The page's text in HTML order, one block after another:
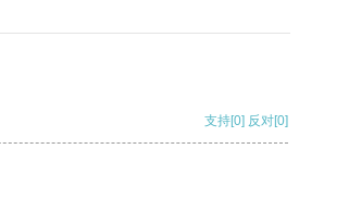
支持[0] 反对[0]